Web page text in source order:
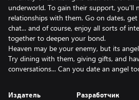
underworld. To gain their support, you'll
relationships with them. Go on dates, get
chat... and of course, enjoy all sorts of
together to deepen your bond.
Heaven may be your enemy, but its
Try dining with them, giving gifts, and
conversations... Can you date an angel
Издатель Разработчик